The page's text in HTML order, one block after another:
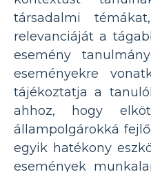
társadalmi
relevanciáját a
esemény
eseményekre
tájékoztatja a
ahhoz, hogy
állampolgárokká
egyik hatékony
események